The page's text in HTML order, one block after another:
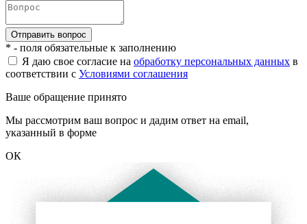
* - поля обязательные к заполнению
Я даю свое согласие на обработку персональных данных в
соответствии с Условиями соглашения
Ваше обращение принято
Мы рассмотрим ваш вопрос и дадим ответ на email,
указанный в форме
ОК